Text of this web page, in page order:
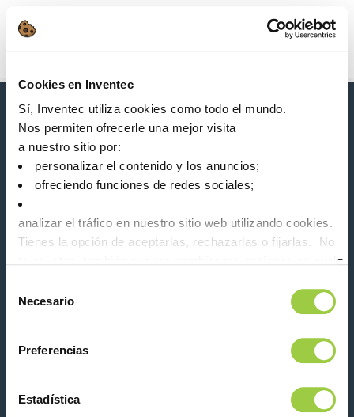
Cookies en Inventec
Sí, Inventec utiliza cookies como todo el mundo.
Nos permiten ofrecerle una mejor visita
a nuestro sitio por:
personalizar el contenido y los anuncios;
ofreciendo funciones de redes sociales;
analizar el tráfico en nuestro sitio web utilizando cookies.
Tienes la opción de aceptarlas, rechazarlas o fijarlas. No
te asustes, también puedes cambiar tus opciones en
Necesario
Preferencias
Estadística
Búsqueda
Inicio Product Product Category Eliminación de aceite
Novedades, servicios, productos, ...
¡Manténgase conectado con nuestro boletín de
Síganos en: